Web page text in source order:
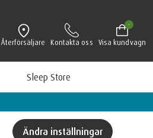
Återförsäljare Kontakta oss Visa kundvagn
-
Sleep Store
Ändra inställningar